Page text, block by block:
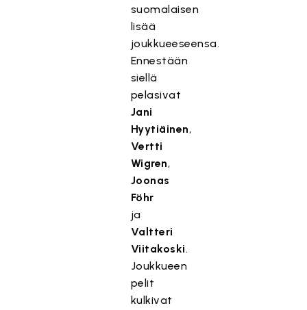
suomalaisen
lisää
joukkueeseensa.
Ennestään
siellä
pelasivat
Jani
Hyytiäinen,
Vertti
Wigren,
Joonas
Föhr
ja
Valtteri
Viitakoski.
Joukkueen
pelit
kulkivat